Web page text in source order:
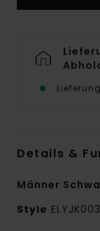
Details &
Männer
Style